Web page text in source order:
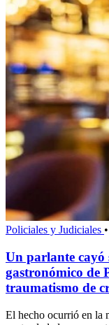
Policiales y Judiciales •
Un parlante cayó
gastronómico de
traumatismo de
El hecho ocurrió en la